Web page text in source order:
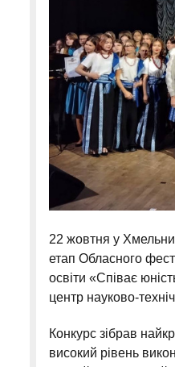
22 жовтня у
етап Обласного
освіти «Співає
центр науково-
Конкурс зібрав
високий рівень